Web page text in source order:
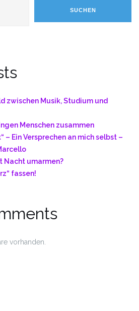
SUCHEN
zwischen Musik, Studium und
Menschen zusammen
– Ein Versprechen an mich selbst –
Nacht umarmen?
fassen!
vorhanden.